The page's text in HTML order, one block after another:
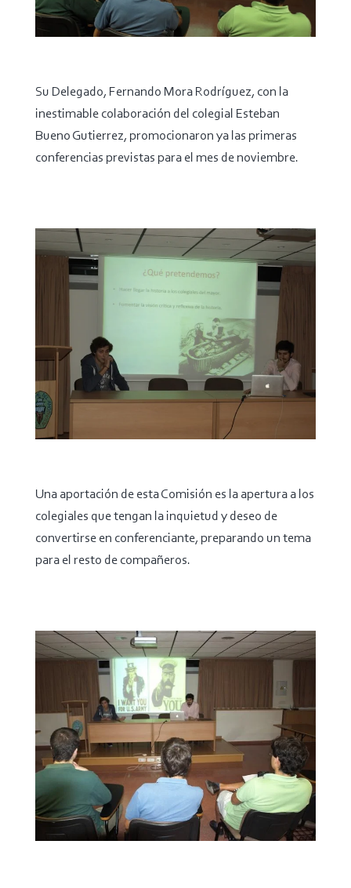
Su Delegado, Fernando Mora Rodríguez, con la
inestimable colaboración del colegial Esteban
Bueno Gutierrez, promocionaron ya las primeras
conferencias previstas para el mes de noviembre.
Una aportación de esta Comisión es la apertura a los
colegiales que tengan la inquietud y deseo de
convertirse en conferenciante, preparando un tema
para el resto de compañeros.